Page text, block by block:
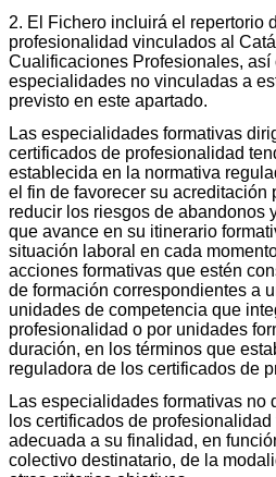
2. El Fichero incluirá el repertorio
profesionalidad vinculados al
Cualificaciones Profesionales, así
especialidades no vinculadas a
previsto en este apartado.
Las especialidades formativas
certificados de profesionalidad
establecida en la normativa
el fin de favorecer su acreditación
reducir los riesgos de abandonos
que avance en su itinerario
situación laboral en cada
acciones formativas que estén
de formación correspondientes a
unidades de competencia que
profesionalidad o por unidades
duración, en los términos que
reguladora de los certificados de
Las especialidades formativas no
los certificados de
adecuada a su finalidad, en
colectivo destinatario, de la